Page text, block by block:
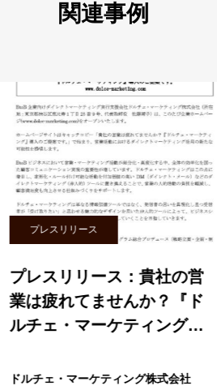
関連事例
プレスリリース
プレスリリース：貴社の営
業は疲れてませんか？『ド
ルチェ・マーケティング』
www.dolce-marketing.com
ドルチェ・マーケティング株式会社